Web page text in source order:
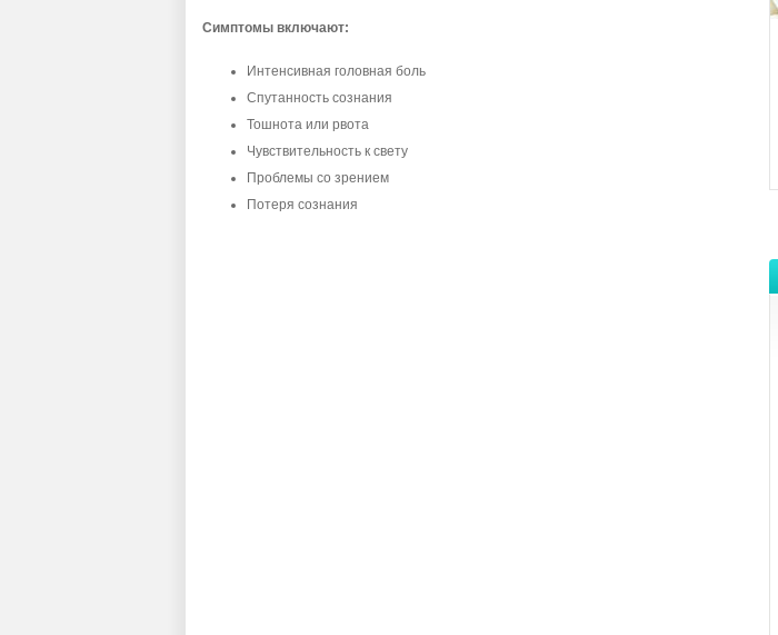
Симптомы включают:
Интенсивная головная боль
Спутанность сознания
Тошнота или рвота
Чувствительность к свету
Проблемы со зрением
Потеря сознания